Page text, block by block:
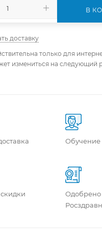
В
доставку
только для
измениться на следующий
Обучение
Одобрено